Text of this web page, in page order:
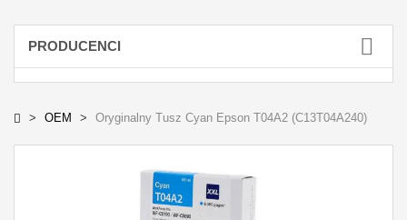
PRODUCENCI
OEM Oryginalny Tusz Cyan Epson T04A2 (C13T04A240)